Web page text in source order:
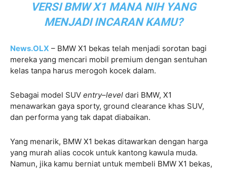
VERSI BMW X1 MANA NIH YANG
MENJADI INCARAN KAMU?
News.OLX – BMW X1 bekas telah menjadi sorotan bagi
mereka yang mencari mobil premium dengan sentuhan
kelas tanpa harus merogoh kocek dalam.
Sebagai model SUV entry–level dari BMW, X1
menawarkan gaya sporty, ground clearance khas SUV,
dan performa yang tak dapat diabaikan.
Yang menarik, BMW X1 bekas ditawarkan dengan harga
yang murah alias cocok untuk kantong kawula muda.
Namun, jika kamu berniat untuk membeli BMW X1 bekas,